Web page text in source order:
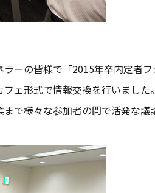
ーの皆様で「2015年卒内定者
ェ形式で情報交換を行いました
で様々な参加者の間で活発な議